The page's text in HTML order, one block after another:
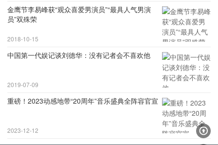
金鹰节李易峰获“观众喜爱男演员”“最具人气男演
员”双殊荣
2018-10-15
中国第一代娱记谈刘德华：没有记者会不喜欢他
2019-07-09
重磅！2023动感地带“20周年”音乐盛典全阵容官宣
2023-12-12